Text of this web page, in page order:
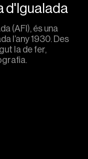
d'Igualada
(AFI), és una
l’any 1930. Des
la de fer,